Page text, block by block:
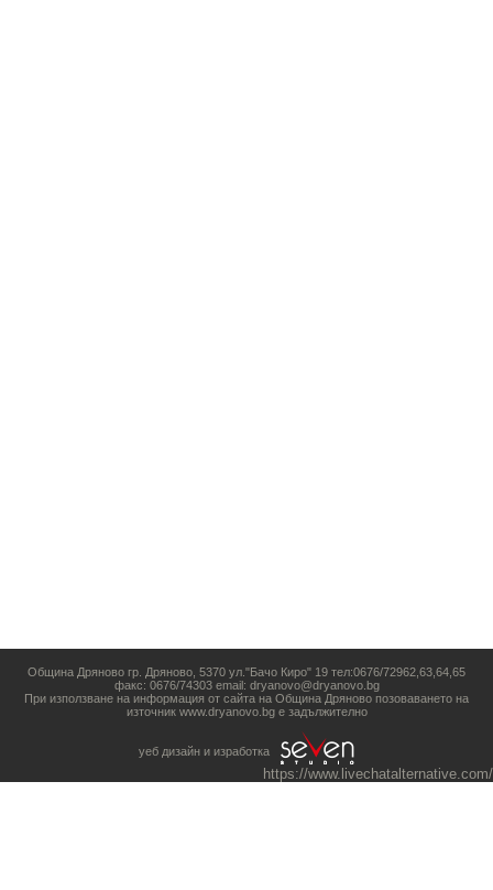
Община Дряново гр. Дряново, 5370 ул."Бачо Киро" 19 тел:0676/72962,63,64,65
факс: 0676/74303 email: dryanovo@dryanovo.bg
При използване на информация от сайта на Община Дряново позоваването на
източник www.dryanovo.bg е задължително
уеб дизайн и изработка
https://www.livechatalternative.com/